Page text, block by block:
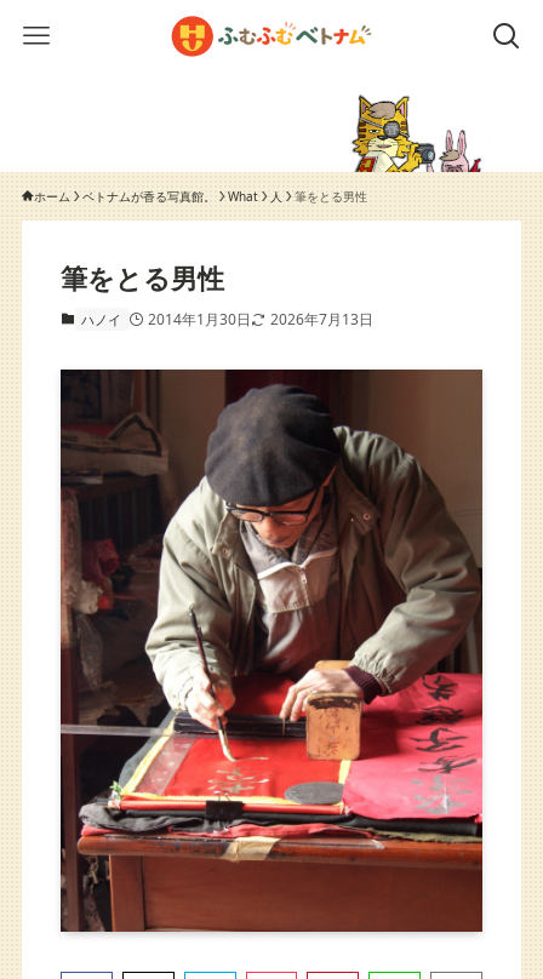
ホーム ベトナムが香る写真館。 What 人 筆をとる男性
筆をとる男性
ハノイ 2014年1月30日 2026年7月13日